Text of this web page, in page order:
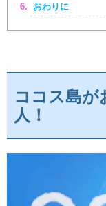
おわりに
ココス島が
人！